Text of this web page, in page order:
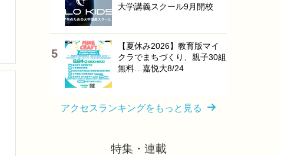
大学講義スクール9月開校
【夏休み2026】教育版マイ
クラでまちづくり、親子30組
無料…嘉悦大8/24
アクセスランキングをもっと見る
特集・連載